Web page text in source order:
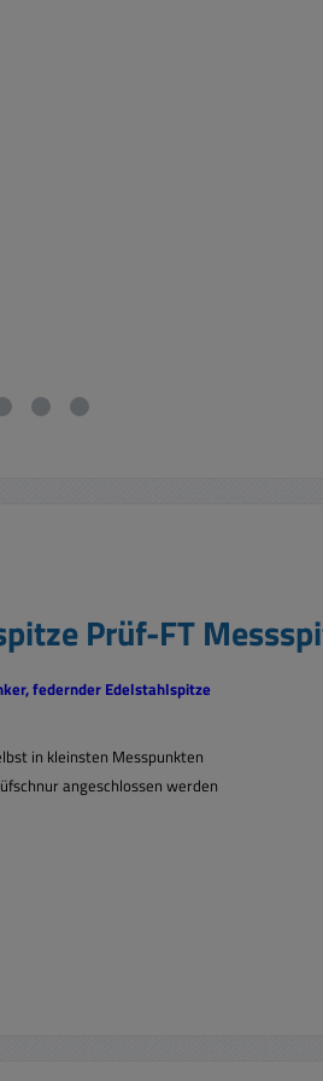
Prüf-FT
federnder Edelstahlspitze
in kleinsten Messpunkten
angeschlossen werden